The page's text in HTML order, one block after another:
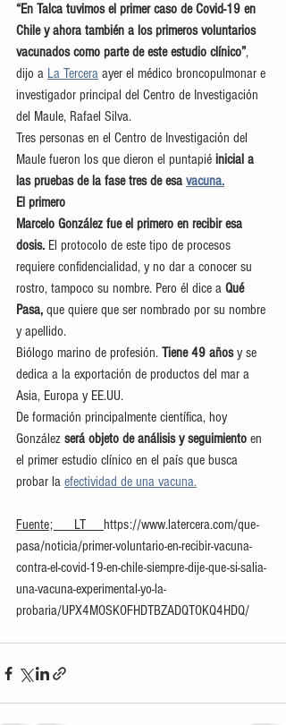
“En Talca tuvimos el primer caso de Covid-19 en
Chile y ahora también a los primeros voluntarios
vacunados como parte de este estudio clínico”,
dijo a La Tercera ayer el médico broncopulmonar e
investigador principal del Centro de Investigación
del Maule, Rafael Silva.
Tres personas en el Centro de Investigación del
Maule fueron los que dieron el puntapié inicial a
las pruebas de la fase tres de esa vacuna.
El primero
Marcelo González fue el primero en recibir esa
dosis. El protocolo de este tipo de procesos
requiere confidencialidad, y no dar a conocer su
rostro, tampoco su nombre. Pero él dice a Qué
Pasa, que quiere que ser nombrado por su nombre
y apellido.
Biólogo marino de profesión. Tiene 49 años y se
dedica a la exportación de productos del mar a
Asia, Europa y EE.UU.
De formación principalmente científica, hoy
González será objeto de análisis y seguimiento en
el primer estudio clínico en el país que busca
probar la efectividad de una vacuna.
Fuente;      LT
https://www.latercera.com/que-
pasa/noticia/primer-voluntario-en-recibir-vacuna-
contra-el-covid-19-en-chile-siempre-dije-que-si-salia-
una-vacuna-experimental-yo-la-
probaria/UPX4MOSKOFHDTBZADQTOKQ4HDQ/